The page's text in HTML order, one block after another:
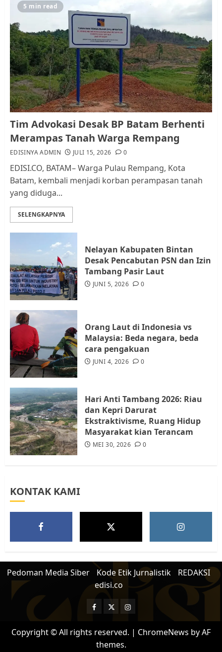
5
1
Pemko Batam Tegaskan RT dan
RW bukan Petugas Pendataan
dan Pemungutan Pajak
AGUSTUS 1, 2026 0
Kader Pajak jadi Penghubung
Pemerintah dan Masyarakat di
Lingkungan RT/RW
AGUSTUS 1, 2026
4
Warga Rempang Ajukan
Audiensi dengan Wali Kota
5
Tim Advokasi Desak BP Batam
Berhenti Merampas Tanah
5 min read
Tim Advokasi Desak BP Batam Berhenti
Merampas Tanah Warga Rempang
EDISINYA ADMIN JULI 15, 2026 0
EDISI.CO, BATAM– Warga Pulau Rempang, Kota
Batam, kembali menjadi korban perampasan tanah
yang diduga...
SELENGKAPNYA
Nelayan Kabupaten Bintan
Desak Pencabutan PSN dan Izin
Tambang Pasir Laut
JUNI 5, 2026 0
Orang Laut di Indonesia vs
Malaysia: Beda negara, beda
cara pengakuan
JUNI 4, 2026 0
Hari Anti Tambang 2026: Riau
dan Kepri Darurat
Ekstraktivisme, Ruang Hidup
Masyarakat kian Terancam
MEI 30, 2026 0
KONTAK KAMI
Pedoman Media Siber Kode Etik Jurnalistik
REDAKSI
edisi.co
Facebook
TwitterInstagram
Copyright © All rights reserved. | ChromeNews by AF
themes.